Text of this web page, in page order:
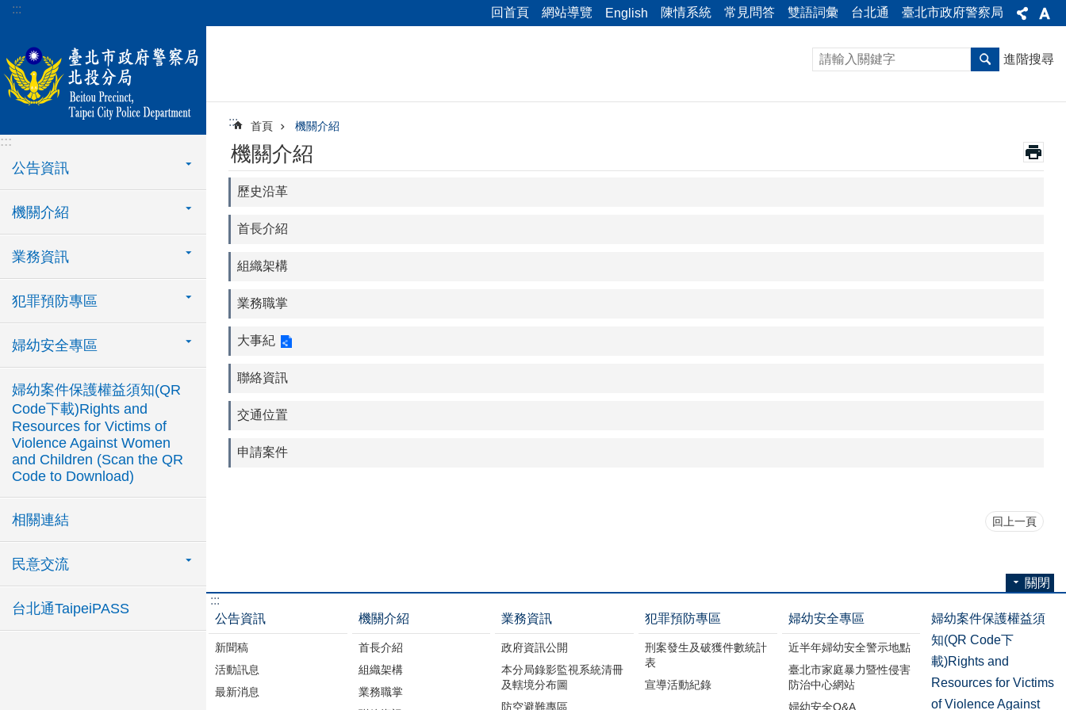
跳到主要內容區塊
::: 回首頁 網站導覽 English 陳情系統 常見問答 雙語詞彙 台北通 臺北市政府警察局
:::
公告資訊
機關介紹
業務資訊
犯罪預防專區
婦幼安全專區
婦幼案件保護權益須知(QR
Code下載)Rights and
Resources for Victims of
Violence Against Women
and Children (Scan the QR
Code to Download)
相關連結
民意交流
台北通TaipeiPASS
進階搜尋
::: 首頁 機關介紹
機關介紹
歷史沿革
首長介紹
組織架構
業務職掌
大事紀
聯絡資訊
交通位置
申請案件
回上一頁
關閉
:::
公告資訊
新聞稿
活動訊息
最新消息
機關介紹
首長介紹
組織架構
業務職掌
業務資訊
政府資訊公開
本分局錄影監視系統清冊
及轄境分布圖
防空避難專區
犯罪預防專區
刑案發生及破獲件數統計
表
宣導活動紀錄
婦幼安全專區
近半年婦幼安全警示地點
臺北市家庭暴力暨性侵害
防治中心網站
婦幼安全Q&A
婦幼案件保護權益須
知(QR Code下
載)Rights and
Resources for Victims
of Violence Against